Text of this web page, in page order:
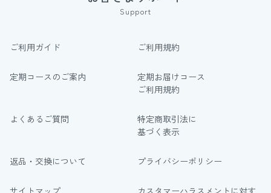
Support
ご利用ガイド ご利用規約
定期コースのご案内
定期お届けコース
ご利用規約
よくあるご質問
特定商取引法に
基づく表示
返品・交換について プライバシーポリシー
サイトマップ
カスタマーハラスメントに対す